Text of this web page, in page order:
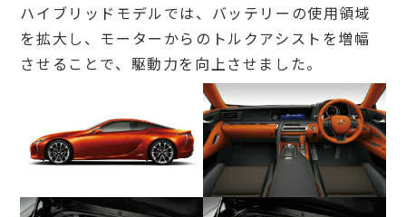
ハイブリッドモデルでは、バッテリーの使用領域
を拡大し、モーターからのトルクアシストを増幅
させることで、駆動力を向上させました。